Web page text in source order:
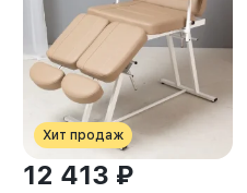
Хит продаж
12 413 ₽